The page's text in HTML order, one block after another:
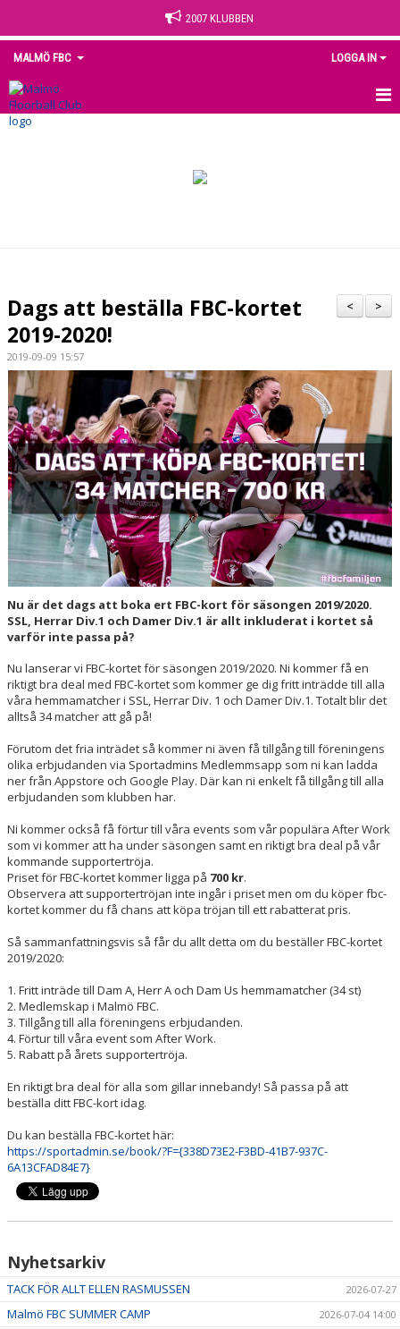
2007 KLUBBEN
MALMÖ FBC LOGGA IN
HEM
MEDLEM
MATCHER
HALL OF FAME
>
<
Dags att beställa FBC-kortet
2019-2020!
2019-09-09 15:57
Nu är det dags att boka ert FBC-kort för säsongen 2019/2020.
SSL, Herrar Div.1 och Damer Div.1 är allt inkluderat i kortet så
varför inte passa på?
Nu lanserar vi FBC-kortet för säsongen 2019/2020. Ni kommer få en
riktigt bra deal med FBC-kortet som kommer ge dig fritt inträdde till alla
våra hemmamatcher i SSL, Herrar Div. 1 och Damer Div.1. Totalt blir det
alltså 34 matcher att gå på!
Förutom det fria inträdet så kommer ni även få tillgång till föreningens
olika erbjudanden via Sportadmins Medlemmsapp som ni kan ladda
ner från Appstore och Google Play. Där kan ni enkelt få tillgång till alla
erbjudanden som klubben har.
Ni kommer också få förtur till våra events som vår populära After Work
som vi kommer att ha under säsongen samt en riktigt bra deal på vår
kommande supportertröja.
Priset för FBC-kortet kommer ligga på 700 kr.
Observera att supportertröjan inte ingår i priset men om du köper fbc-
kortet kommer du få chans att köpa tröjan till ett rabatterat pris.
Så sammanfattningsvis så får du allt detta om du beställer FBC-kortet
2019/2020:
1. Fritt inträde till Dam A, Herr A och Dam Us hemmamatcher (34 st)
2. Medlemskap i Malmö FBC.
3. Tillgång till alla föreningens erbjudanden.
4. Förtur till våra event som After Work.
5. Rabatt på årets supportertröja.
En riktigt bra deal för alla som gillar innebandy! Så passa på att
beställa ditt FBC-kort idag.
Du kan beställa FBC-kortet här:
https://sportadmin.se/book/?F={338D73E2-F3BD-41B7-937C-
6A13CFAD84E7}
Nyhetsarkiv
TACK FÖR ALLT ELLEN RASMUSSEN 2026-07-27
Malmö FBC SUMMER CAMP 2026-07-04 14:00